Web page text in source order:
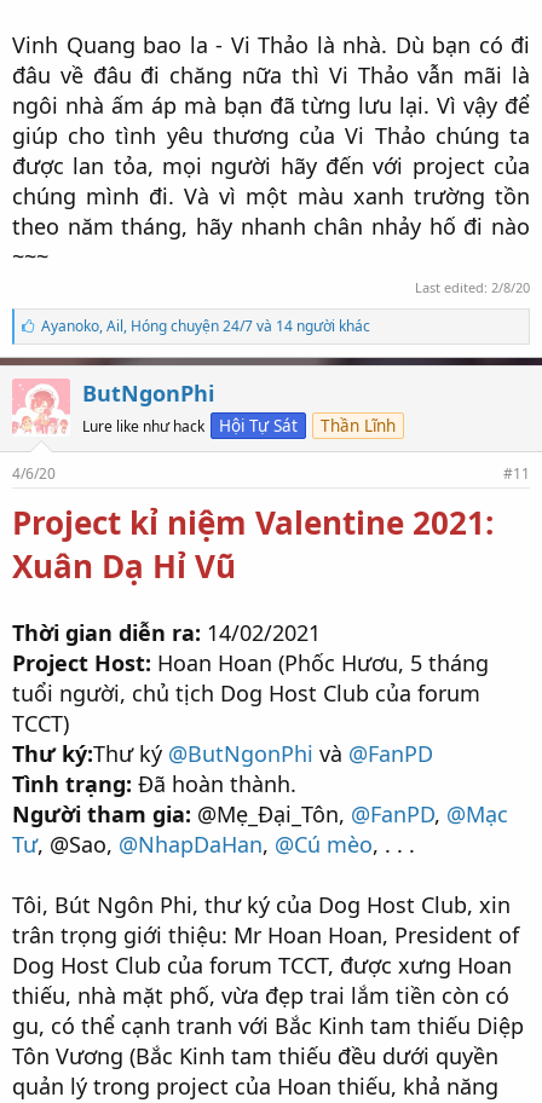
Vinh Quang bao la - Vi Thảo là nhà. Dù bạn có đi
đâu về đâu đi chăng nữa thì Vi Thảo vẫn mãi là
ngôi nhà ấm áp mà bạn đã từng lưu lại. Vì vậy để
giúp cho tình yêu thương của Vi Thảo chúng ta
được lan tỏa, mọi người hãy đến với project của
chúng mình đi. Và vì một màu xanh trường tồn
theo năm tháng, hãy nhanh chân nhảy hố đi nào
~~~​
Last edited: 2/8/20
S
ố
l
ư
ợ
t
t
í
h
Ayanoko,Ail, Hóng chuyện 24/7 và 14 người khác
ButNgonPhi
Lure like như hack Hội Tự Sát Thần Lĩnh
4/6/20 #11
Project kỉ niệm Valentine 2021:
Xuân Dạ Hỉ Vũ
Thời gian diễn ra: 14/02/2021
Project Host: Hoan Hoan (Phốc Hươu, 5 tháng
tuổi người, chủ tịch Dog Host Club của forum
TCCT)
Thư ký:Thư ký @ButNgonPhi và @FanPD
Tình trạng: Đã hoàn thành.
Người tham gia: @Mẹ_Đại_Tôn, @FanPD, @Mạc
Tư, @Sao, @NhapDaHan, @Cú mèo, . . .
Tôi, Bút Ngôn Phi, thư ký của Dog Host Club, xin
trân trọng giới thiệu: Mr Hoan Hoan, President of
Dog Host Club của forum TCCT, được xưng Hoan
thiếu, nhà mặt phố, vừa đẹp trai lắm tiền còn có
gu, có thể cạnh tranh với Bắc Kinh tam thiếu Diệp
Tôn Vương (Bắc Kinh tam thiếu đều dưới quyền
quản lý trong project của Hoan thiếu, khả năng